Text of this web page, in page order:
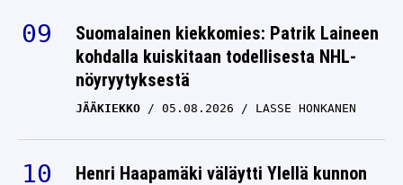
Suomalainen kiekkomies: Patrik Laineen
kohdalla kuiskitaan todellisesta NHL-
nöyryytyksestä
JÄÄKIEKKO 05.08.2026 LASSE HONKANEN
Henri Haapamäki väläytti Ylellä kunnon